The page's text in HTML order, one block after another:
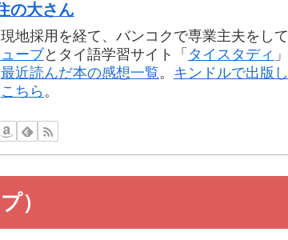
の大さん
地採用を経て、バンコクで専業主夫をし
ーブ とタイ語学習サイト「 タイスタディ
最近読んだ本の感想一覧。 キンドルで出版
こちら 。
）